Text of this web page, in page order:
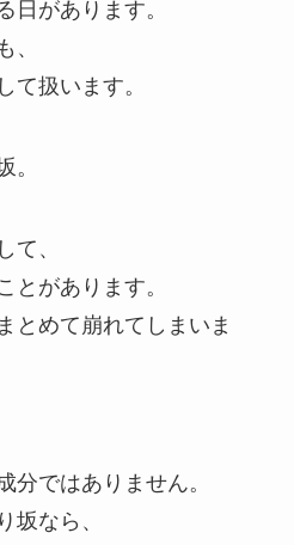
日があります。
、
て扱います。
。
て、
とがあります。
とめて崩れてしまいま
分ではありません。
坂なら、